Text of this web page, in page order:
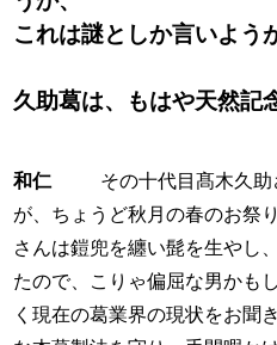
これは謎としか言いよう
久助葛は、もはや天然記
和仁
その十代目髙木久
が、ちょうど秋月の春のお祭
さんは鎧兜を纏い髭を生やし
たので、こりゃ偏屈な男かも
く現在の葛業界の現状をお聞